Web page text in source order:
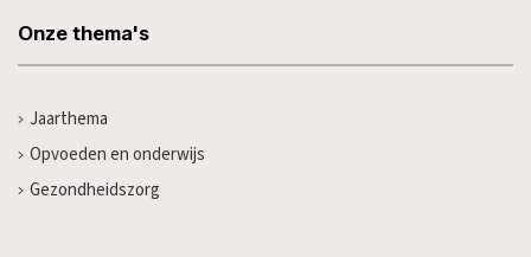
Onze thema's
Jaarthema
Opvoeden en onderwijs
Gezondheidszorg